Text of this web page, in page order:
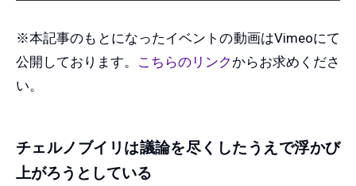
※本記事のもとになったイベントの動画はVimeoにて
公開しております。 こちらのリンク からお求めくださ
い。
チェルノブイリは議論を尽くしたうえで浮かび
上がろうとしている